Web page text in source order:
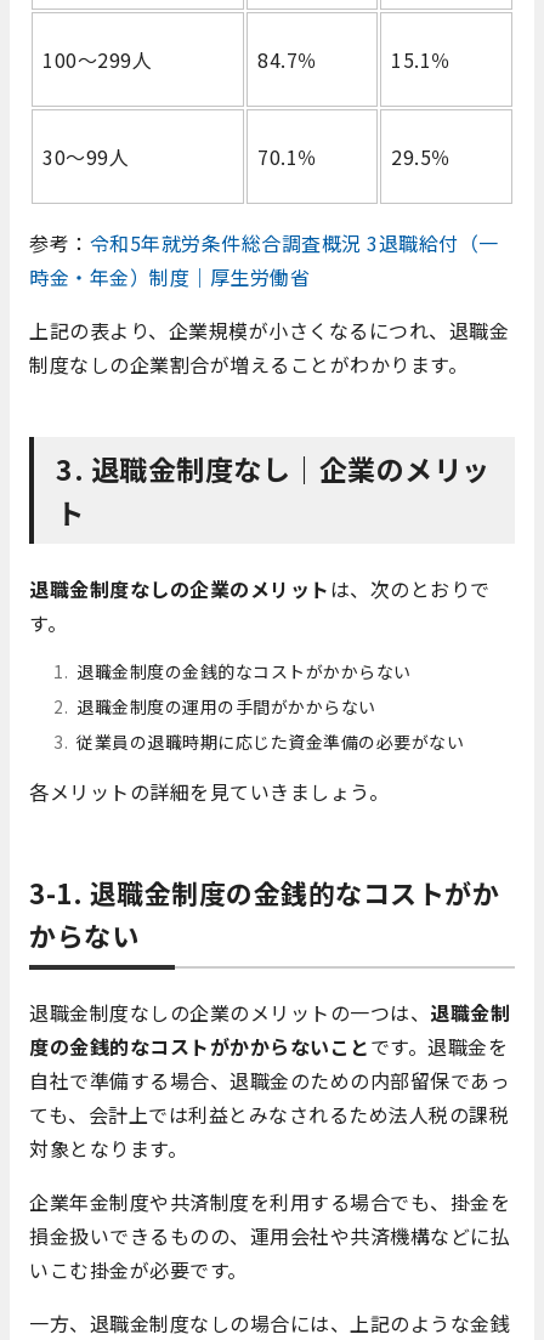
100～299人 84.7％ 15.1％
30～99人 70.1％ 29.5％
参考： 令和5年就労条件総合調査概況 3退職給付（一
時金・年金）制度｜厚生労働省
上記の表より、企業規模が小さくなるにつれ、退職金
制度なしの企業割合が増えることがわかります。
3. 退職金制度なし｜企業のメリッ
ト
退職金制度なしの企業のメリットは、次のとおりで
す。
退職金制度の金銭的なコストがかからない
退職金制度の運用の手間がかからない
従業員の退職時期に応じた資金準備の必要がない
各メリットの詳細を見ていきましょう。
3-1. 退職金制度の金銭的なコストがか
からない
退職金制度なしの企業のメリットの一つは、 退職金制
度の金銭的なコストがかからないことです。退職金を
自社で準備する場合、退職金のための内部留保であっ
ても、会計上では利益とみなされるため法人税の課税
対象となります。
企業年金制度や共済制度を利用する場合でも、掛金を
損金扱いできるものの、運用会社や共済機構などに払
いこむ掛金が必要です。
一方、退職金制度なしの場合には、上記のような金銭